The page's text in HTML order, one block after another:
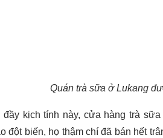
Quán trà sữa ở Lukang
kịch tính này, cửa hàng trà
đột biến, họ thậm chí đã bán hết